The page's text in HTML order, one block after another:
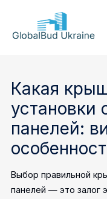
GLOBALBUD
Какая
установки
панелей:
Выбор правильной
панелей — это залог